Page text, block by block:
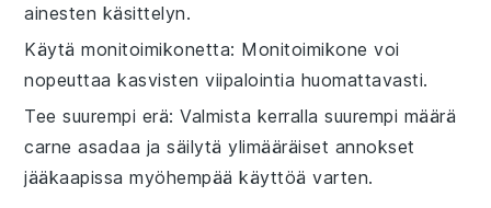
ainesten käsittelyn.
Käytä monitoimikonetta: Monitoimikone voi
nopeuttaakasvisten viipalointia huomattavasti.
Tee suurempi erä: Valmista kerralla suurempi määrä
carne asadaa ja säilytä ylimääräiset annokset
jääkaapissa myöhempää käyttöä varten.